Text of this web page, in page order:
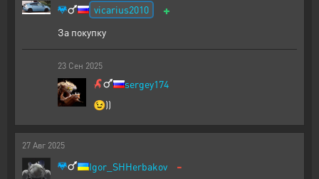
vicarius2010 +
За покупку
23 Сен 2025
sergey174
😉))
27 Авг 2025
Igor_SHHerbakov -